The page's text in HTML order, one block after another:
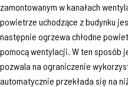
zamontowanym w kanałach
powietrze uchodzące z budynku
następnie ogrzewa chłodne
pomocą wentylacji. W ten sposób
pozwala na ograniczenie
automatycznie przekłada się na